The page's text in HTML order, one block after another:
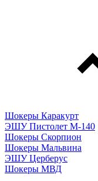
Шокеры Каракурт
ЭШУ Пистолет М-140
Шокеры Скорпион
Шокеры Мальвина
ЭШУ Церберус
Шокеры МВД